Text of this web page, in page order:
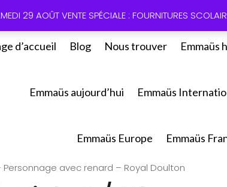
01 60 49
d’accueil Blog Nous trouver Emmaüs
Emmaüs aujourd’hui Emmaüs
Emmaüs Europe Emmaüs
avec renard – Royal Doulton
29 AOÛT VENTE SPÉCIALE : FOURNITURES